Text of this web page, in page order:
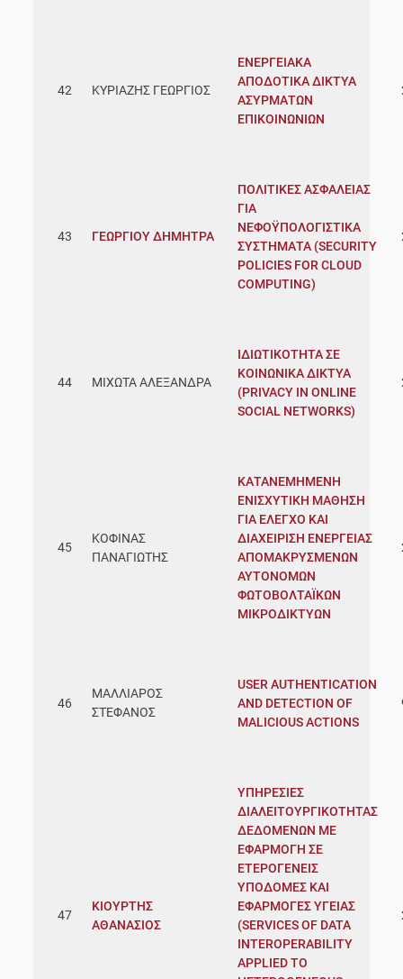
42 ΚΥΡΙΑΖΗΣ ΓΕΩΡΓΙΟΣ
ΕΝΕΡΓΕΙΑΚΑ
ΑΠΟΔΟΤΙΚΑ ΔΙΚΤΥΑ
ΑΣΥΡΜΑΤΩΝ
ΕΠΙΚΟΙΝΩΝΙΩΝ
43 ΓΕΩΡΓΙΟΥ ΔΗΜΗΤΡΑ
ΠΟΛΙΤΙΚΕΣ ΑΣΦΑΛΕΙΑΣ
ΓΙΑ
ΝΕΦΟΫΠΟΛΟΓΙΣΤΙΚΑ
ΣΥΣΤΗΜΑΤΑ (SECURITY
POLICIES FOR CLOUD
COMPUTING)
44 ΜΙΧΩΤΑ ΑΛΕΞΑΝΔΡΑ
ΙΔΙΩΤΙΚΟΤΗΤΑ ΣΕ
ΚΟΙΝΩΝΙΚΑ ΔΙΚΤΥΑ
(PRIVACY IN ONLINE
SOCIAL NETWORKS)
45
ΚΟΦΙΝΑΣ
ΠΑΝΑΓΙΩΤΗΣ
ΚΑΤΑΝΕΜΗΜΕΝΗ
ΕΝΙΣΧΥΤΙΚΗ ΜΑΘΗΣΗ
ΓΙΑ ΕΛΕΓΧΟ ΚΑΙ
ΔΙΑΧΕΙΡΙΣΗ ΕΝΕΡΓΕΙΑΣ
ΑΠΟΜΑΚΡΥΣΜΕΝΩΝ
ΑΥΤΟΝΟΜΩΝ
ΦΩΤΟΒΟΛΤΑΪΚΩΝ
ΜΙΚΡΟΔΙΚΤΥΩΝ
46
ΜΑΛΛΙΑΡΟΣ
ΣΤΕΦΑΝΟΣ
USER AUTHENTICATION
AND DETECTION OF
MALICIOUS ACTIONS
47
ΚΙΟΥΡΤΗΣ
ΑΘΑΝΑΣΙΟΣ
ΥΠΗΡΕΣΙΕΣ
ΔΙΑΛΕΙΤΟΥΡΓΙΚΟΤΗΤΑΣ
ΔΕΔΟΜΕΝΩΝ ΜΕ
ΕΦΑΡΜΟΓΗ ΣΕ
ΕΤΕΡΟΓΕΝΕΙΣ
ΥΠΟΔΟΜΕΣ ΚΑΙ
ΕΦΑΡΜΟΓΕΣ ΥΓΕΙΑΣ
(SERVICES OF DATA
INTEROPERABILITY
APPLIED TO